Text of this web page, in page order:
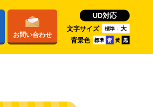
UD対応
文字サイズ 標準 大
背景色 標準 青 黄 黒
お問い合わせ